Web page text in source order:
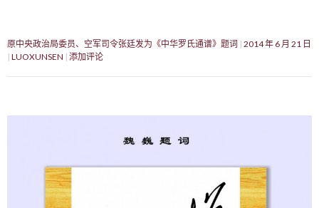
原中央政治局委员、空军司令张廷发为《中华罗氏通谱》题词 2014 年 6 月 21 日
LUOXUNSEN 添加评论